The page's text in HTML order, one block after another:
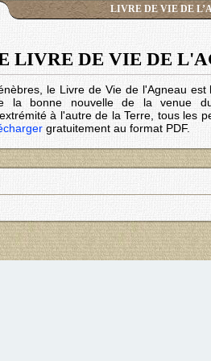
LIVRE DE VIE DE
LIVRE DE VIE DE
le Livre de Vie de l'Agneau
la bonne nouvelle de la venue
à l'autre de la Terre, tous les
gratuitement au format PDF.